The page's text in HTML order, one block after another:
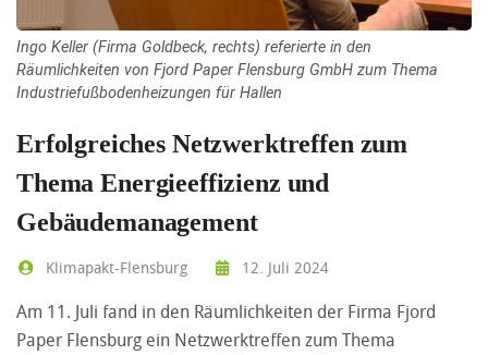
Ingo Keller (Firma Goldbeck, rechts) referierte in den
Räumlichkeiten von Fjord Paper Flensburg GmbH zum Thema
Industriefußbodenheizungen für Hallen
Erfolgreiches Netzwerktreffen zum
Thema Energieeffizienz und
Gebäudemanagement
Klimapakt-Flensburg 12. Juli 2024
Am 11. Juli fand in den Räumlichkeiten der Firma Fjord
Paper Flensburg ein Netzwerktreffen zum Thema